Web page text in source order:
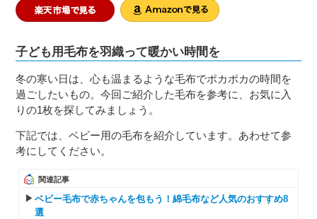
子ども用毛布を羽織って暖かい時間を
冬の寒い日は、心も温まるような毛布でポカポカの時間を
過ごしたいもの。今回ご紹介した毛布を参考に、お気に入
りの1枚を探してみましょう。
下記では、ベビー用の毛布を紹介しています。あわせて参
考にしてください。
関連記事
ベビー毛布で赤ちゃんを包もう！綿毛布など人気のおすすめ8
選